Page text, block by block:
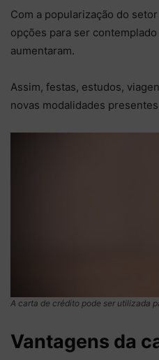
Com a popularização do
opções para ser
aumentaram.
Assim, festas, estudos,
novas modalidades
A carta de crédito pode ser utilizada
Vantagens da